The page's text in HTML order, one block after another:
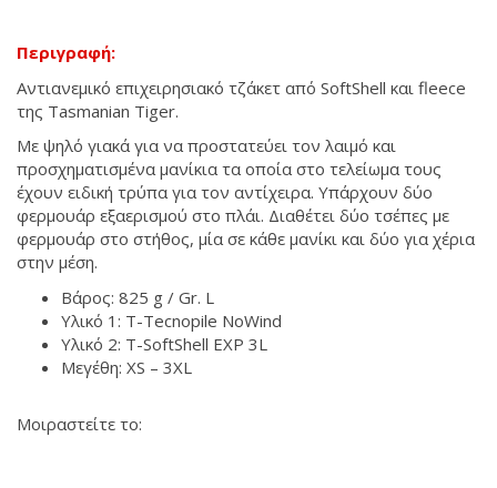
Περιγραφή:
Αντιανεμικό επιχειρησιακό τζάκετ από SoftShell και fleece
της Tasmanian Tiger.
Με ψηλό γιακά για να προστατεύει τον λαιμό και
προσχηματισμένα μανίκια τα οποία στο τελείωμα τους
έχουν ειδική τρύπα για τον αντίχειρα. Υπάρχουν δύο
φερμουάρ εξαερισμού στο πλάι. Διαθέτει δύο τσέπες με
φερμουάρ στο στήθος, μία σε κάθε μανίκι και δύο για χέρια
στην μέση.
Βάρος: 825 g / Gr. L
Υλικό 1: T-Tecnopile NoWind
Υλικό 2: T-SoftShell EXP 3L
Μεγέθη: XS – 3XL
Μοιραστείτε το: